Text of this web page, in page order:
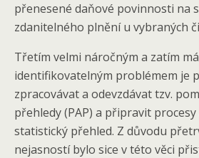
přenesené daňové povinnosti na
zdanitelného plnění u vybraných
Třetím velmi náročným a zatím
identifikovatelným problémem je
zpracovávat a odevzdávat tzv.
přehledy (PAP) a připravit
statistický přehled. Z důvodu
nejasností bylo sice v této věci